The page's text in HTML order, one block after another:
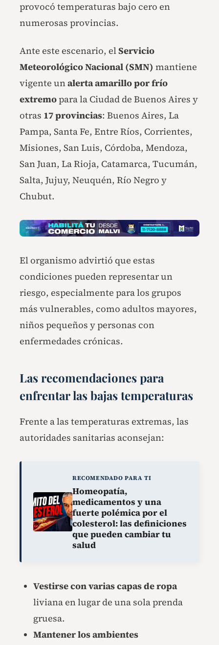
provocó temperaturas bajo cero en
numerosas provincias.
Ante este escenario, elServicio
Meteorológico Nacional (SMN) mantiene
vigente unalerta amarillo por frío
extremopara la Ciudad de Buenos Aires y
otras 17 provincias: Buenos Aires, La
Pampa, Santa Fe, Entre Ríos, Corrientes,
Misiones, San Luis, Córdoba, Mendoza,
San Juan, La Rioja, Catamarca, Tucumán,
Salta, Jujuy, Neuquén, Río Negro y
Chubut.
El organismo advirtió que estas
condiciones pueden representar un
riesgo, especialmente para los grupos
más vulnerables, como adultos mayores,
niños pequeños y personas con
enfermedades crónicas.
Las recomendaciones para
enfrentar las bajas temperaturas
Frente a las temperaturas extremas, las
autoridades sanitarias aconsejan:
RECOMENDADO PARA TI
Homeopatía,
medicamentos y una
fuerte polémica por el
colesterol: las definiciones
que pueden cambiar tu
salud
Vestirse con varias capas de ropa
liviana en lugar de una sola prenda
gruesa.
Mantener los ambientes